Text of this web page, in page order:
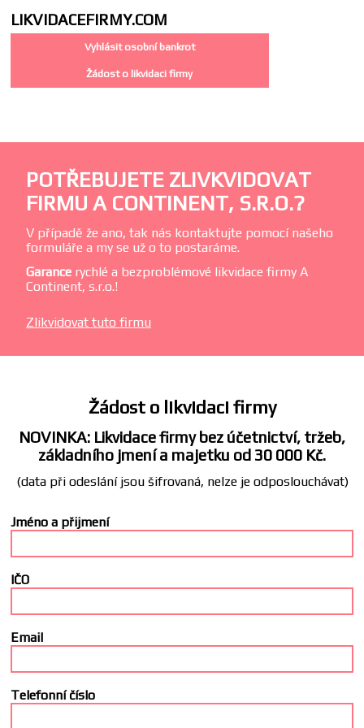
LIKVIDACEFIRMY.COM
Vyhlásit osobní bankrot
Žádost o likvidaci firmy
POTŘEBUJETE ZLIVKVIDOVAT
FIRMU A CONTINENT, S.R.O.?
V případě že ano, tak nás kontaktujte pomocí našeho
formuláře a my se už o to postaráme.
Garance rychlé a bezproblémové likvidace firmy A
Continent, s.r.o.!
Zlikvidovat tuto firmu
Žádost o likvidaci firmy
NOVINKA: Likvidace firmy bez účetnictví, tržeb,
základního jmení a majetku od 30 000 Kč.
(data při odeslání jsou šifrovaná, nelze je odposlouchávat)
Jméno a přijmení
IČO
Email
Telefonní číslo